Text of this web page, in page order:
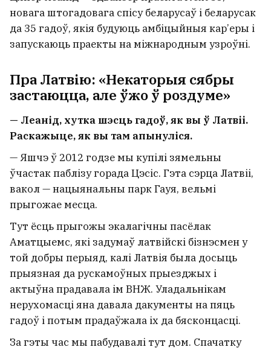
новага штогадовага спісу беларусаў і беларусак
да 35 гадоў, якія будуюць амбіцыйныя кар’еры і
запускаюць праекты на міжнародным узроўні.
Пра Латвію: «Некаторыя сябры
застаюцца, але ўжо ў роздуме»
— Леанід, хутка шэсць гадоў, як вы ў Латвіі.
Раскажыце, як вы там апынуліся.
— Яшчэ ў 2012 годзе мы купілі зямельны
ўчастак паблізу горада Цэсіс. Гэта сэрца Латвіі,
вакол — нацыянальны парк Гауя, вельмі
прыгожае месца.
Тут ёсць прыгожы экалагічны пасёлак
Аматцыемс, які задумаў латвійскі бізнэсмен у
той добры перыяд, калі Латвія была досыць
прыязная да рускамоўных прыезджых і
актыўна прадавала ім ВНЖ. Уладальнікам
нерухомасці яна давала дакументы на пяць
гадоў і потым прадаўжала іх да бясконцасці.
За гэты час мы пабудавалі тут дом. Спачатку